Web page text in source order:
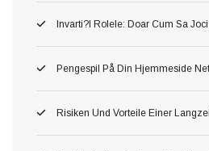
Invarti?i Rolele: Doar Cum Sa
Pengespil På Din Hjemmeside
Risiken Und Vorteile Einer